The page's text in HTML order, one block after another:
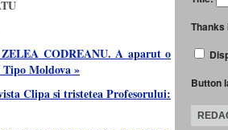
CODREANU. A aparut o
Moldova »
Clipa si tristetea Profesorului:
Thanks
Button